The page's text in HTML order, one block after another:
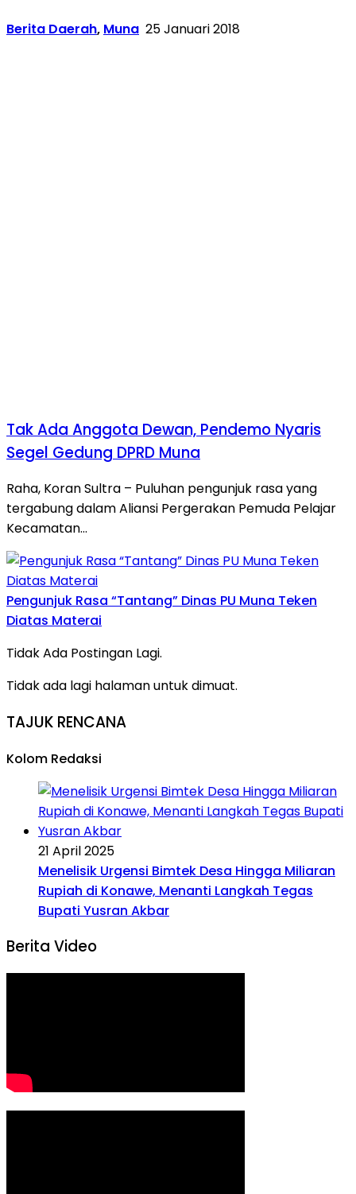
Berita Daerah, Muna 25 Januari 2018
Tak Ada Anggota Dewan, Pendemo Nyaris
Segel Gedung DPRD Muna
Raha, Koran Sultra – Puluhan pengunjuk rasa yang
tergabung dalam Aliansi Pergerakan Pemuda Pelajar
Kecamatan…
Pengunjuk Rasa “Tantang” Dinas PU Muna Teken
Diatas Materai
Tidak Ada Postingan Lagi.
Tidak ada lagi halaman untuk dimuat.
TAJUK RENCANA
Kolom Redaksi
21 April 2025
Menelisik Urgensi Bimtek Desa Hingga Miliaran
Rupiah di Konawe, Menanti Langkah Tegas
Bupati Yusran Akbar
Berita Video